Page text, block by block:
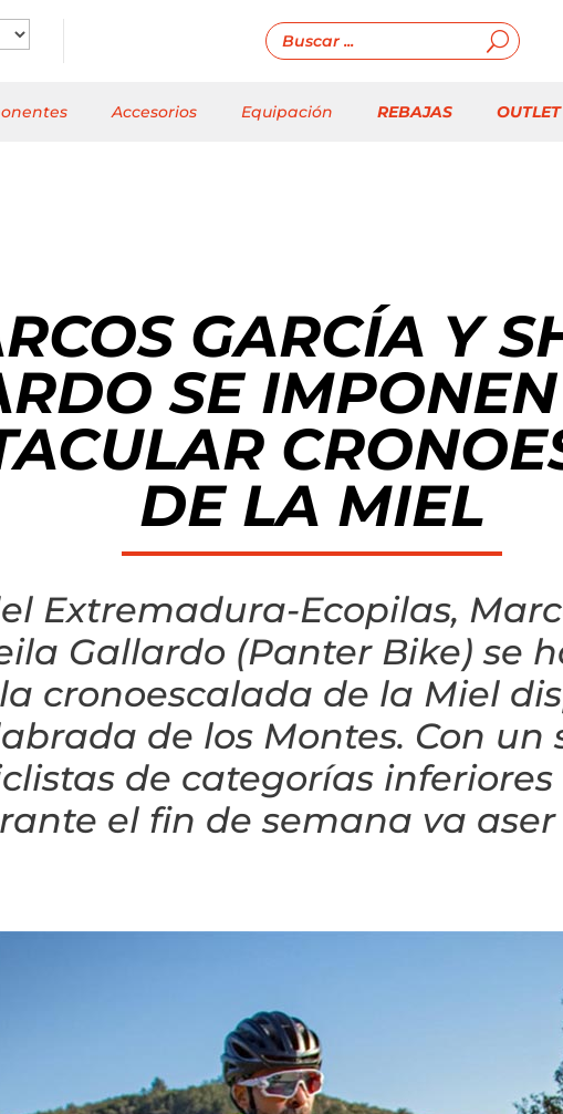
Accesorios Equipación REBAJAS OUTLET
GARCÍA Y
SE
DE LA MIEL
Extremadura-Ecopilas,
Gallardo (Panter Bike) se
cronoescalada de la Miel
de los Montes. Con un
de categorías
el fin de semana va